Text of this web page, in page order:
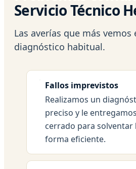
Servicio Técnico
Las averías que más vemos
diagnóstico habitual.
Fallos imprevistos
Realizamos un
preciso y le
cerrado para solventar
forma eficiente.